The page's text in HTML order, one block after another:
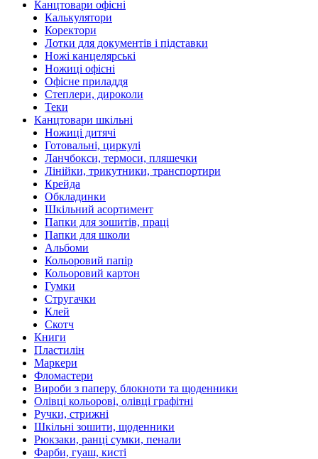
Канцтовари офісні
Калькулятори
Коректори
Лотки для документів і підставки
Ножі канцелярські
Ножиці офісні
Офісне приладдя
Степлери, дироколи
Теки
Канцтовари шкільні
Ножиці дитячі
Готовальні, циркулі
Ланчбокси, термоси, пляшечки
Лінійки, трикутники, транспортири
Крейда
Обкладинки
Шкільний асортимент
Папки для зошитів, праці
Папки для школи
Альбоми
Кольоровий папір
Кольоровий картон
Гумки
Стругачки
Клей
Скотч
Книги
Пластилін
Маркери
Фломастери
Вироби з паперу, блокноти та щоденники
Олівці кольорові, олівці графітні
Ручки, стрижні
Шкільні зошити, щоденники
Рюкзаки, ранці сумки, пенали
Фарби, гуаш, кисті